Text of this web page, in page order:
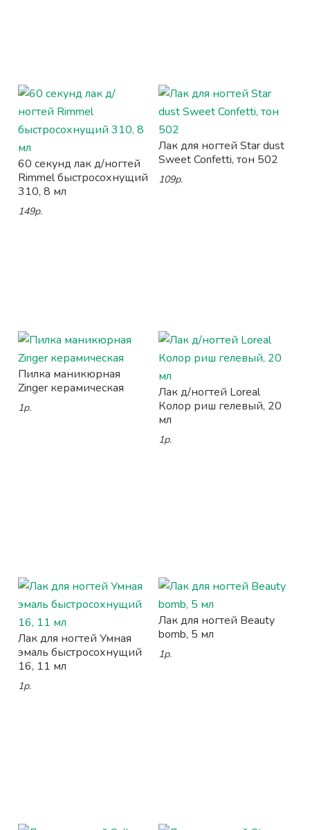
60 секунд лак д/ногтей
Rimmel быстросохнущий
310, 8 мл
149р.
Лак для ногтей Star dust
Sweet Confetti, тон 502
109р.
Пилка маникюрная
Zinger керамическая
1р.
Лак д/ногтей Loreal
Колор риш гелевый, 20
мл
1р.
Лак для ногтей Умная
эмаль быстросохнущий
16, 11 мл
1р.
Лак для ногтей Beauty
bomb, 5 мл
1р.